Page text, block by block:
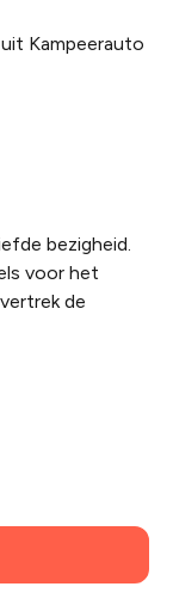
Kampeerauto
bezigheid.
voor het
de